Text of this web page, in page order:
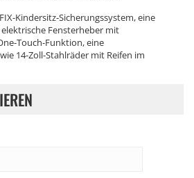
Kindersitz-Sicherungssystem, eine
Fensterheber mit
Touch-Funktion, eine
14-Zoll-Stahlräder mit Reifen im